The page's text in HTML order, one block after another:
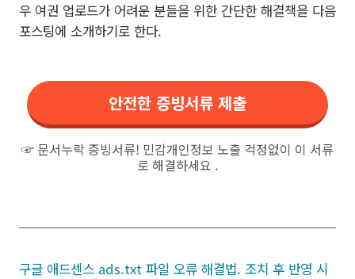
우 여권 업로드가 어려운 분들을 위한 간단한 해결책을 다음
포스팅에 소개하기로 한다.
안전한 증빙서류 제출
☞ 문서누락 증빙서류! 민감개인정보 노출 걱정없이 이 서류
로 해결하세요 .
구글 애드센스 ads.txt 파일 오류 해결법. 조치 후 반영 시